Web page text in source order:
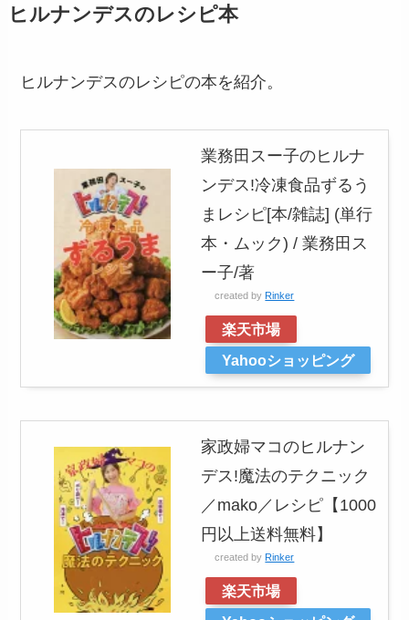
ヒルナンデスのレシピ本
ヒルナンデスのレシピの本を紹介。
業務田スー子のヒルナ
ンデス!冷凍食品ずるう
まレシピ[本/雑誌] (単行
本・ムック) / 業務田ス
ー子/著
created by Rinker
楽天市場
Yahooショッピング
家政婦マコのヒルナン
デス!魔法のテクニック
／mako／レシピ【1000
円以上送料無料】
created by Rinker
楽天市場